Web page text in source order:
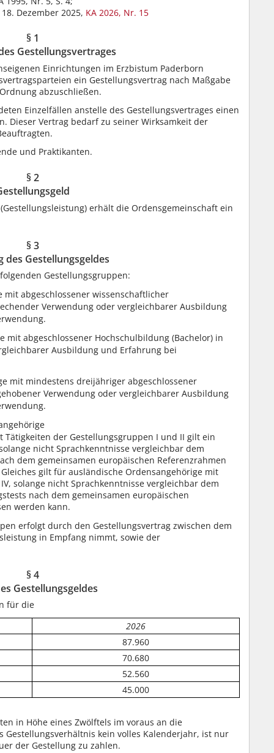
Dezember 2025, KA 2026, Nr. 15
§ 1
Gestellungsvertrages
Einrichtungen im Erzbistum Paderborn
ein Gestellungsvertrag nach Maßgabe
abzuschließen.
Einzelfällen anstelle des Gestellungsvertrages einen
Dieser Vertrag bedarf zu seiner Wirksamkeit der
und Praktikanten.
§ 2
erhält die Ordensgemeinschaft ein
§ 3
des Gestellungsgeldes
Gestellungsgruppen:
abgeschlossener wissenschaftlicher
Verwendung oder vergleichbarer Ausbildung
mit abgeschlossener Hochschulbildung (Bachelor) in
Ausbildung und Erfahrung bei
mit mindestens dreijähriger abgeschlossener
Verwendung oder vergleichbarer Ausbildung
der Gestellungsgruppen I und II gilt ein
nicht Sprachkenntnisse vergleichbar dem
dem gemeinsamen europäischen Referenzrahmen
gilt für ausländische Ordensangehörige mit
solange nicht Sprachkenntnisse vergleichbar dem
nach dem gemeinsamen europäischen
werden kann.
erfolgt durch den Gestellungsvertrag zwischen dem
in Empfang nimmt, sowie der
§ 4
Gestellungsgeldes
für die
2026
87.960
70.680
52.560
45.000
in Höhe eines Zwölftels im voraus an die
Gestellungsverhältnis kein volles Kalenderjahr, ist nur
der Gestellung zu zahlen.